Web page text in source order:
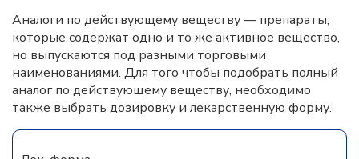
Аналоги по действующему веществу — препараты,
которые содержат одно и то же активное вещество,
но выпускаются под разными торговыми
наименованиями. Для того чтобы подобрать полный
аналог по действующему веществу, необходимо
также выбрать дозировку и лекарственную форму.